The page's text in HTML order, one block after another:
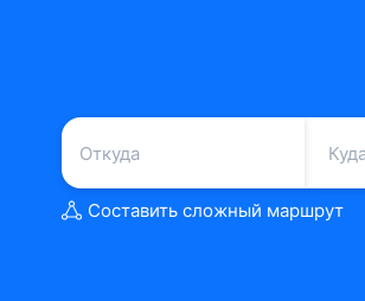
Составить сложный маршрут